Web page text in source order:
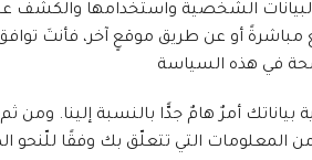
الشخصية واستخدامها والكشف
مباشرةً أو عن طريق موقعٍ آخر، فأنتَ
بياناتك أمرٌ هامٌ جدًّا بالنسبة إلينا. ومن
المعلومات التي تتعلّق بك وفقًا للّنحو